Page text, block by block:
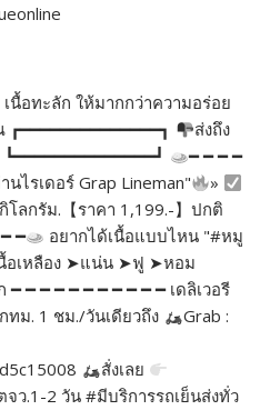
นื้อทะลัก ให้มากกว่าความอร่อย
ส่งถึง
━ ━ ━ ━
นไรเดอร์ Grap Lineman"
»
โลกรัม.【ราคา 1,199.-】ปกติ
━
อยากได้เนื้อแบบไหน "#หมู
อเหลือง ➤แน่น ➤ฟู ➤หอม
━ ━ ━ ━ ━ ━ ━ ━ ━ ━ ━ เดลิเวอรี
ทม. 1 ชม./วันเดียวถึง
Grab :
สั่งเลย
จว.1-2 วัน #มีบริการรถเย็นส่งทั่ว